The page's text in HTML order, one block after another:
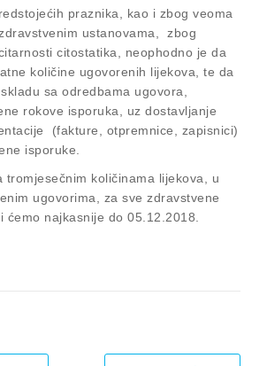
praznika, kao i zbog veoma
ustanovama, zbog
citostatika, neophodno je da
količine ugovorenih lijekova, te da
sa odredbama ugovora,
rokove isporuka, uz dostavljanje
(fakture, otpremnice, zapisnici)
isporuke.
tromjesečnim količinama lijekova, u
ugovorima, za sve zdravstvene
najkasnije do 05.12.2018.